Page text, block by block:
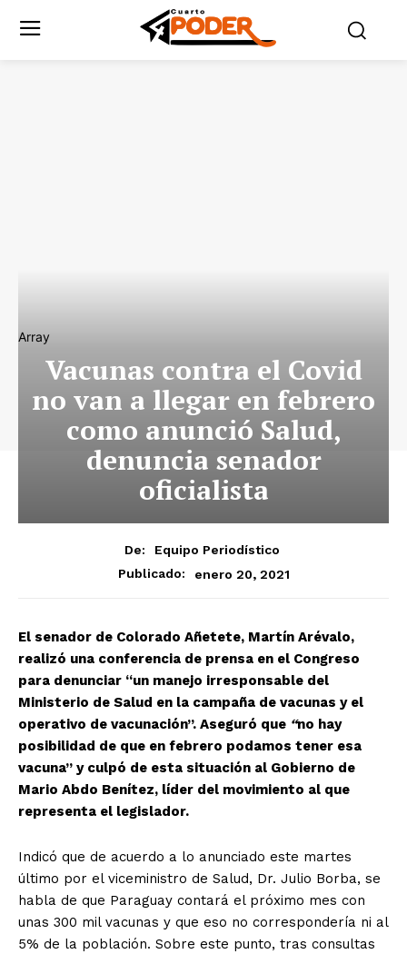
Array
Vacunas contra el Covid
no van a llegar en febrero
como anunció Salud,
denuncia senador
oficialista
De:
Equipo Periodístico
Publicado:
enero 20, 2021
El senador de Colorado Añetete, Martín Arévalo,
realizó una conferencia de prensa en el Congreso
para denunciar “un manejo irresponsable del
Ministerio de Salud en la campaña de vacunas y el
operativo de vacunación”. Aseguró que “no hay
posibilidad de que en febrero podamos tener esa
vacuna” y culpó de esta situación al Gobierno de
Mario Abdo Benítez, líder del movimiento al que
representa el legislador.
Indicó que de acuerdo a lo anunciado este martes
último por el viceministro de Salud, Dr. Julio Borba, se
habla de que Paraguay contará el próximo mes con
unas 300 mil vacunas y que eso no correspondería ni al
5% de la población. Sobre este punto, tras consultas